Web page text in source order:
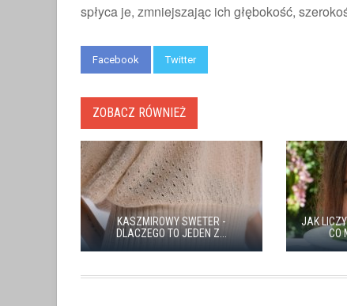
spłyca je, zmniejszając ich głębokość,
Facebook Twitter
ZOBACZ RÓWNIEŻ
KASZMIROWY SWETER -
DLACZEGO TO JEDEN Z...
JAK
CO